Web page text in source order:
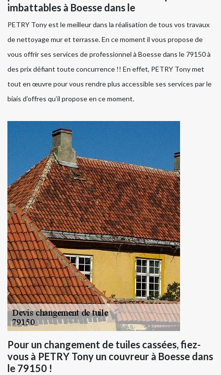
imbattables à Boesse dans le
PETRY Tony est le meilleur dans la réalisation de tous vos travaux
de nettoyage mur et terrasse. En ce moment il vous propose de
vous offrir ses services de professionnel à Boesse dans le 79150 à
des prix défiant toute concurrence !! En effet, PETRY Tony met
tout en œuvre pour vous rendre plus accessible ses services par le
biais d’offres qu’il propose en ce moment.
Pour un changement de tuiles cassées, fiez-
vous à PETRY Tony un couvreur à Boesse dans
le 79150 !